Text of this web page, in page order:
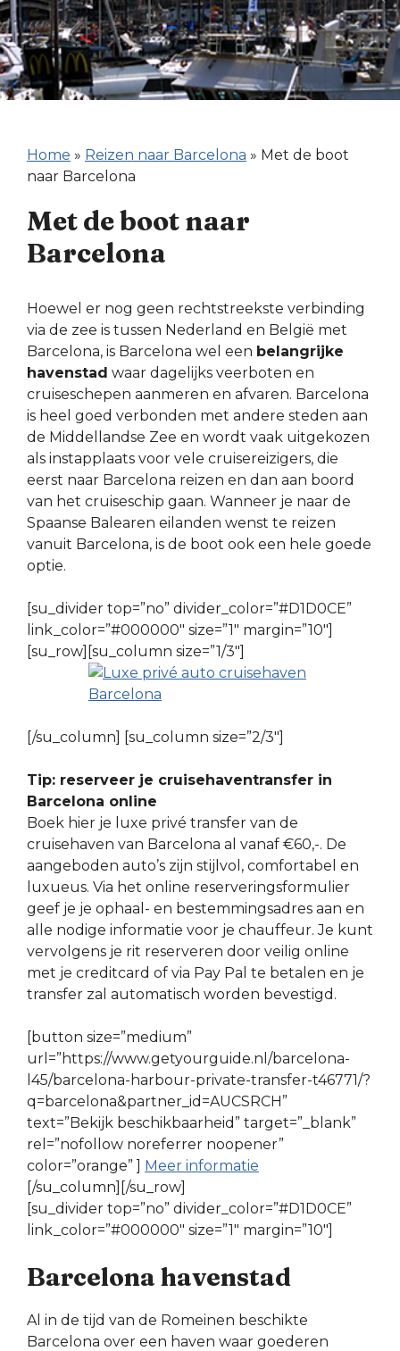
Home » Reizen naar Barcelona » Met de boot
naar Barcelona
Met de boot naar
Barcelona
Hoewel er nog geen rechtstreekste verbinding
via de zee is tussen Nederland en België met
Barcelona, is Barcelona wel een belangrijke
havenstad waar dagelijks veerboten en
cruiseschepen aanmeren en afvaren. Barcelona
is heel goed verbonden met andere steden aan
de Middellandse Zee en wordt vaak uitgekozen
als instapplaats voor vele cruisereizigers, die
eerst naar Barcelona reizen en dan aan boord
van het cruiseschip gaan. Wanneer je naar de
Spaanse Balearen eilanden wenst te reizen
vanuit Barcelona, is de boot ook een hele goede
optie.
[su_divider top=”no” divider_color=”#D1D0CE”
link_color=”#000000″ size=”1″ margin=”10″]
[su_row][su_column size=”1/3″]
[/su_column] [su_column size=”2/3″]
Tip: reserveer je cruisehaventransfer in
Barcelona online
Boek hier je luxe privé transfer van de
cruisehaven van Barcelona al vanaf €60,-. De
aangeboden auto’s zijn stijlvol, comfortabel en
luxueus. Via het online reserveringsformulier
geef je je ophaal- en bestemmingsadres aan en
alle nodige informatie voor je chauffeur. Je kunt
vervolgens je rit reserveren door veilig online
met je creditcard of via Pay Pal te betalen en je
transfer zal automatisch worden bevestigd.
[button size=”medium”
url=”https://www.getyourguide.nl/barcelona-
l45/barcelona-harbour-private-transfer-t46771/?
q=barcelona&partner_id=AUCSRCH”
text=”Bekijk beschikbaarheid” target=”_blank”
rel=”nofollow noreferrer noopener”
color=”orange” ] Meer informatie
[/su_column][/su_row]
[su_divider top=”no” divider_color=”#D1D0CE”
link_color=”#000000″ size=”1″ margin=”10″]
Barcelona havenstad
Al in de tijd van de Romeinen beschikte
Barcelona over een haven waar goederen